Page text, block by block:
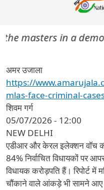
masters in a
अमर उजाला
https://
mlas-face-criminal-
शिवम गर्ग
05/07/2026 - 12:00
NEW DELHI
एडीआर और केरल इलेक्शन वॉच
84% निर्वाचित विधायकों पर
विधायक करोड़पति हैं। रिपोर्ट में
चौंकाने वाले आंकड़े भी सामने